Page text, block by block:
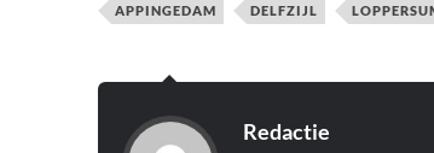
APPINGEDAM DELFZIJL
Redactie